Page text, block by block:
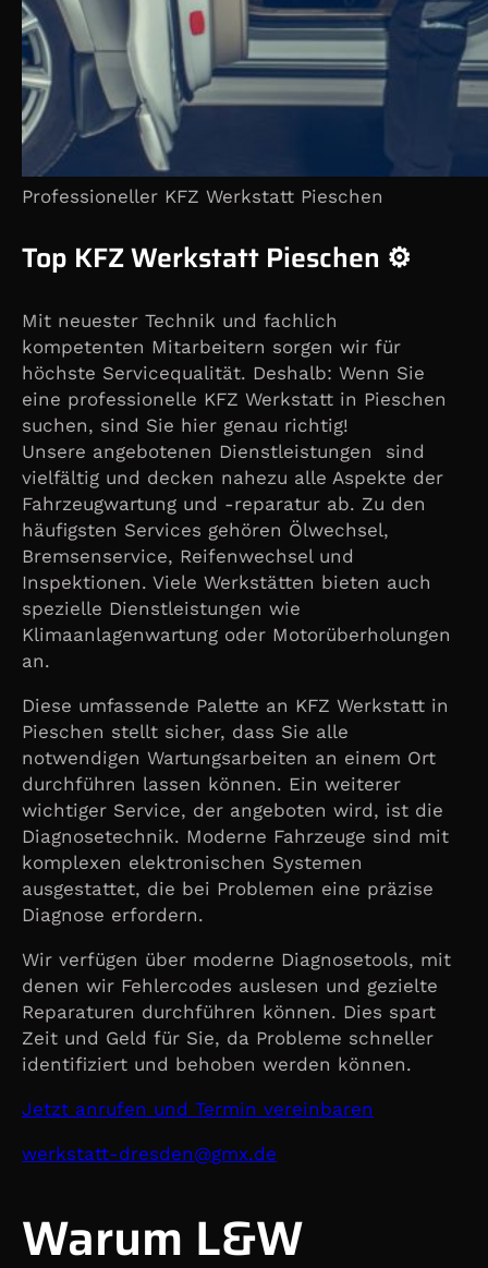
Professioneller KFZ Werkstatt Pieschen
Top KFZ Werkstatt Pieschen ⚙️
Mit neuester Technik und fachlich
kompetenten Mitarbeitern sorgen wir für
höchste Servicequalität. Deshalb: Wenn Sie
eine professionelle KFZ Werkstatt in Pieschen
suchen, sind Sie hier genau richtig!
Unsere angebotenen Dienstleistungen sind
vielfältig und decken nahezu alle Aspekte der
Fahrzeugwartung und -reparatur ab. Zu den
häufigsten Services gehören Ölwechsel,
Bremsenservice, Reifenwechsel und
Inspektionen. Viele Werkstätten bieten auch
spezielle Dienstleistungen wie
Klimaanlagenwartung oder Motorüberholungen
an.
Diese umfassende Palette an KFZ Werkstatt in
Pieschen stellt sicher, dass Sie alle
notwendigen Wartungsarbeiten an einem Ort
durchführen lassen können. Ein weiterer
wichtiger Service, der angeboten wird, ist die
Diagnosetechnik. Moderne Fahrzeuge sind mit
komplexen elektronischen Systemen
ausgestattet, die bei Problemen eine präzise
Diagnose erfordern.
Wir verfügen über moderne Diagnosetools, mit
denen wir Fehlercodes auslesen und gezielte
Reparaturen durchführen können. Dies spart
Zeit und Geld für Sie, da Probleme schneller
identifiziert und behoben werden können.
Jetzt anrufen und Termin vereinbaren
ed.xmg
@nedserd-ttatskrew
Warum L&W